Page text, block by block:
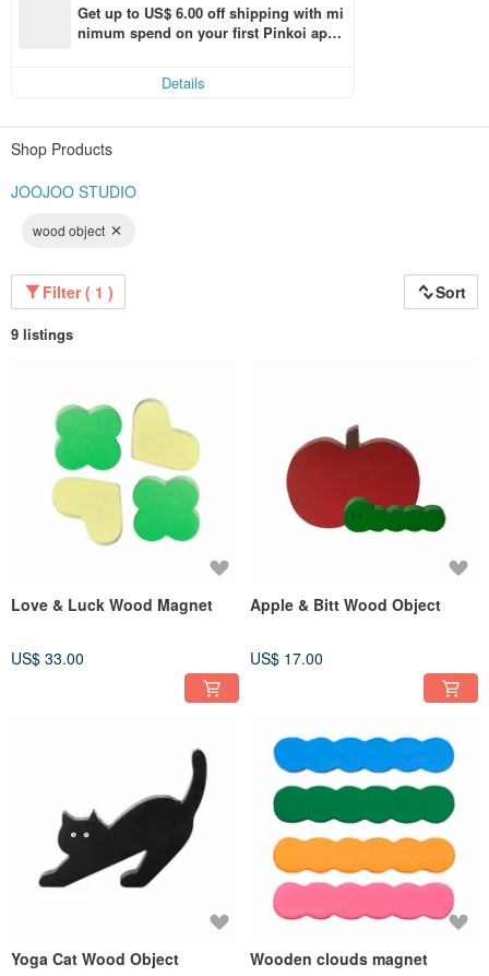
Get up to US$ 6.00 off shipping with mi
nimum spend on your first Pinkoi app
Details
Shop Products
JOOJOO STUDIO
wood object
Filter ( 1 ) Sort
9 listings
Love & Luck Wood Magnet
US$ 33.00
Apple & Bitt Wood Object
US$ 17.00
Yoga Cat Wood Object Wooden clouds magnet